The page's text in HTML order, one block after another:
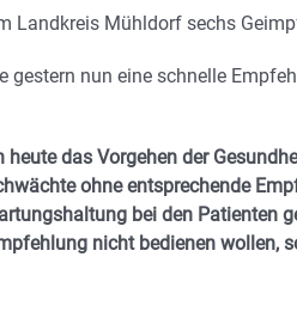
Landkreis Mühldorf sechs
gestern nun eine schnelle
das Vorgehen der
ohne entsprechende
bei den Patienten
nicht bedienen wollen,